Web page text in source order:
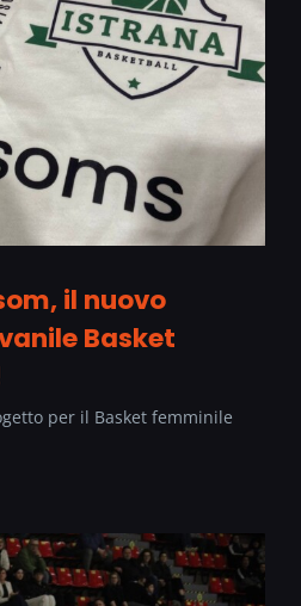
il nuovo
Basket
per il Basket femminile